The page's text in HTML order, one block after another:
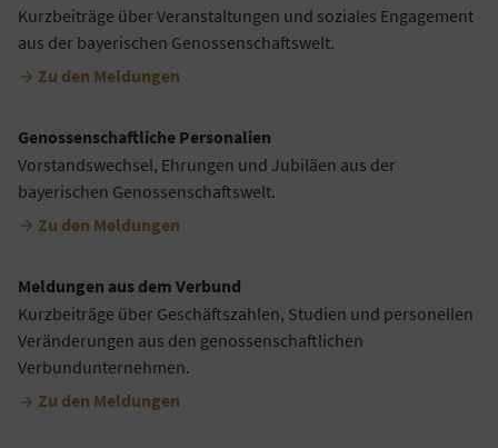
Kurzbeiträge über Veranstaltungen und soziales Engagement
aus der bayerischen Genossenschaftswelt.
 Zu den Meldungen
Genossenschaftliche Personalien
Vorstandswechsel, Ehrungen und Jubiläen aus der
bayerischen Genossenschaftswelt.
 Zu den Meldungen
Meldungen aus dem Verbund
Kurzbeiträge über Geschäftszahlen, Studien und personellen
Veränderungen aus den genossenschaftlichen
Verbundunternehmen.
 Zu den Meldungen